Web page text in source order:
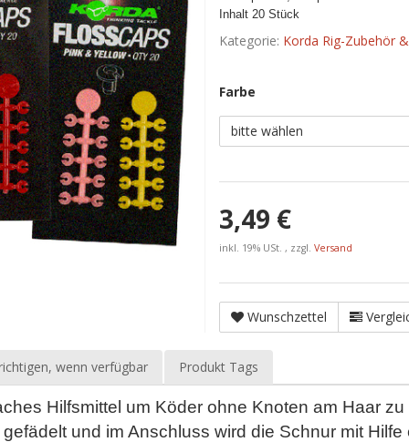
Inhalt 20 Stück
Kategorie: Korda Rig-Zubehör
Farbe
bitte wählen
3,49 €
inkl. 19% USt. , zzgl. Versand
Wunschzettel
wenn verfügbar Produkt Tags
Hilfsmittel um Köder ohne Knoten am Haar zu
und im Anschluss wird die Schnur mit